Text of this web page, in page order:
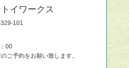
イワークス
101
00
ご予約をお願い致します。